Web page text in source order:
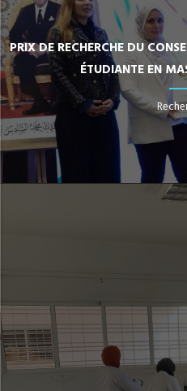
PRIX DE RECHERCHE DU
ÉTUDIANTE EN